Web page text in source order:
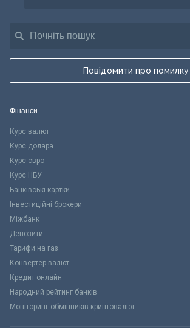
Повідомити про помилку
Фінанси
Курс валют
Курс долара
Курс євро
Курс НБУ
Банківські картки
Інвестиційні брокери
Міжбанк
Депозити
Тарифи на газ
Конвертер валют
Кредит онлайн
Народний рейтинг банків
Моніторинг обмінників криптовалют